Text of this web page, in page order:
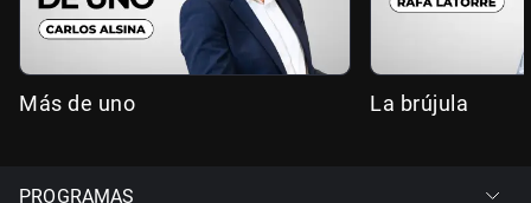
Más de uno La brújula
PROGRAMAS